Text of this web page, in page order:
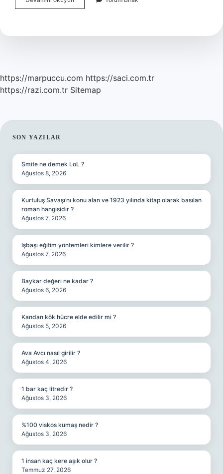
Aylık
Bay
https://marpuccu.com https://saci.com.tr
https://razi.com.tr Sitemap
SIDEBAR
SON YAZILAR
Smite ne demek LoL ?
Ağustos 8, 2026
Kurtuluş Savaşı’nı konu alan ve 1923 yılında kitap olarak basılan
roman hangisidir ?
Ağustos 7, 2026
Işbaşı eğitim yöntemleri kimlere verilir ?
Ağustos 7, 2026
Baykar değeri ne kadar ?
Ağustos 6, 2026
Kandan kök hücre elde edilir mi ?
Ağustos 5, 2026
Ava Avcı nasıl girilir ?
Ağustos 4, 2026
1 bar kaç litredir ?
Ağustos 3, 2026
%100 viskos kumaş nedir ?
Ağustos 3, 2026
1 insan kaç kere aşık olur ?
Temmuz 27, 2026